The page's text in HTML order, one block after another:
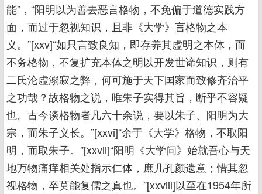
能”，“阳明以为善去恶言格物，不免偏于道德实践方
面，而过于忽视知识，且非《大学》言格物之本
义。”[xxv]“如只言致良知，即存养其虚明之本体，而
不务格物，不复扩充本体之明以开发世谛知识，则有
二氏沦虚溺寂之弊，何可施于天下国家而致修齐治平
之功哉？故格物之说，唯朱子实得其旨，断乎不容疑
也。古今谈格物者凡六十余说，要以朱子、阳明为大
宗，而朱子义长。”[xxvi]“余于《大学》格物，不取阳
明，而取朱子。”[xxvii]“阳明《大学问》始就吾心与天
地万物痛痒相关处指示仁体，庶几孔颜遗意；惜其忽
视格物，卒莫能复儒之真也。”[xxviii]以至在1954年所